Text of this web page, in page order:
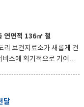
민생활지원 상담실에 비
외받는 이들에게 좀더 친
수 있도록 최선을 다하겠
연면적 136㎡ 철
리 보건지료소가 새롭게 건
스에 획기적으로 기여하
달